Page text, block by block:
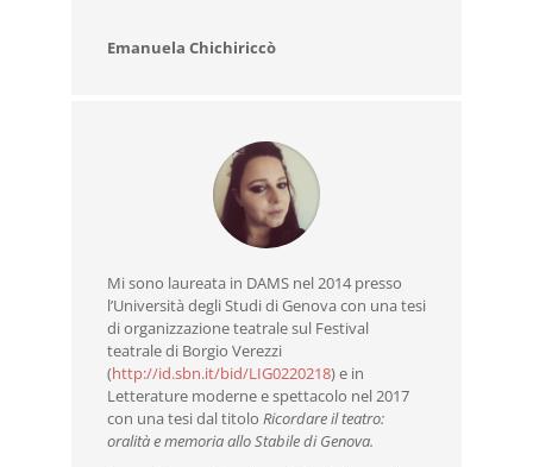
Emanuela Chichiriccò
Mi sono laureata in DAMS nel 2014 presso
l’Università degli Studi di Genova con una tesi
di organizzazione teatrale sul Festival
teatrale di Borgio Verezzi
(http://id.sbn.it/bid/LIG0220218) e in
Letterature moderne e spettacolo nel 2017
con una tesi dal titolo Ricordare il teatro:
oralità e memoria allo Stabile di Genova.